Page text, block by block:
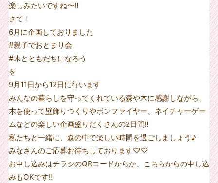
楽しみたいですね〜‼︎
さて！
6月に企画しておりました
#親子でおとまり会
#木とともだちになろう
を
9月11日から12日に行います
みんなの暮らしを守ってくれている森や木に感謝しながら、
木を使って壁飾りつくりやボンファイヤー、ネイチャーゲー
ムなどの楽しい企画盛りだくさんの2日間‼︎
私たちと一緒に、森の中で楽しい時間を過ごしましょう♪
みなさんのご応募お待ちしております♡♡
お申し込みはチラシのQRコードからか、こちらからの申し込
みもOKです‼︎